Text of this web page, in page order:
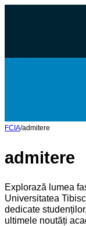
FCIA/admitere
admitere
Explorază lumea
Universitatea
dedicate
ultimele noutăți